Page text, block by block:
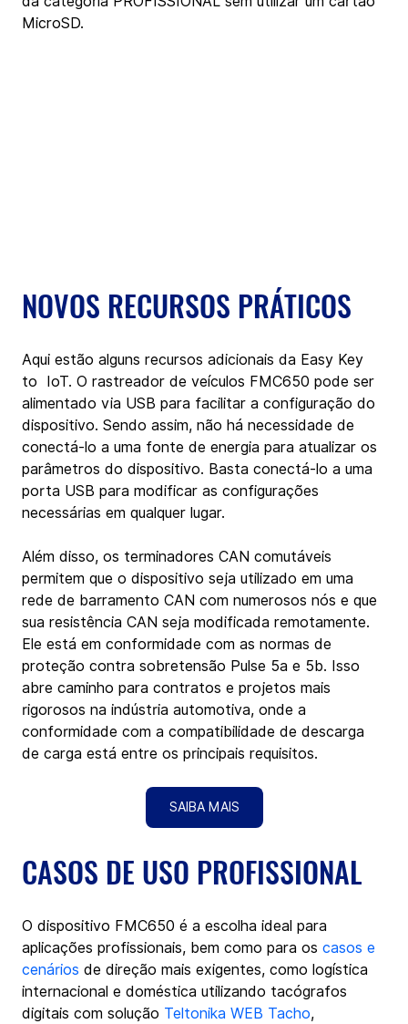
MicroSD.
NOVOS RECURSOS PRÁTICOS
Aqui estão alguns recursos adicionais da Easy Key
to  IoT. O rastreador de veículos FMC650 pode ser
alimentado via USB para facilitar a configuração do
dispositivo. Sendo assim, não há necessidade de
conectá-lo a uma fonte de energia para atualizar os
parâmetros do dispositivo. Basta conectá-lo a uma
porta USB para modificar as configurações
necessárias em qualquer lugar.
Além disso, os terminadores CAN comutáveis
permitem que o dispositivo seja utilizado em uma
rede de barramento CAN com numerosos nós e que
sua resistência CAN seja modificada remotamente.
Ele está em conformidade com as normas de
proteção contra sobretensão Pulse 5a e 5b. Isso
abre caminho para contratos e projetos mais
rigorosos na indústria automotiva, onde a
conformidade com a compatibilidade de descarga
de carga está entre os principais requisitos.
SAIBA MAIS
CASOS DE USO PROFISSIONAL
O dispositivo FMC650 é a escolha ideal para
aplicações profissionais, bem como para os casos e
cenários de direção mais exigentes, como logística
internacional e doméstica utilizando tacógrafos
digitais com solução Teltonika WEB Tacho,